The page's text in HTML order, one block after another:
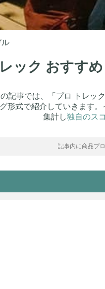
ル
レック おすす
の記事では、「プロ トレッ
形式で紹介していきます
集計し独自のス
記事内に商品プ